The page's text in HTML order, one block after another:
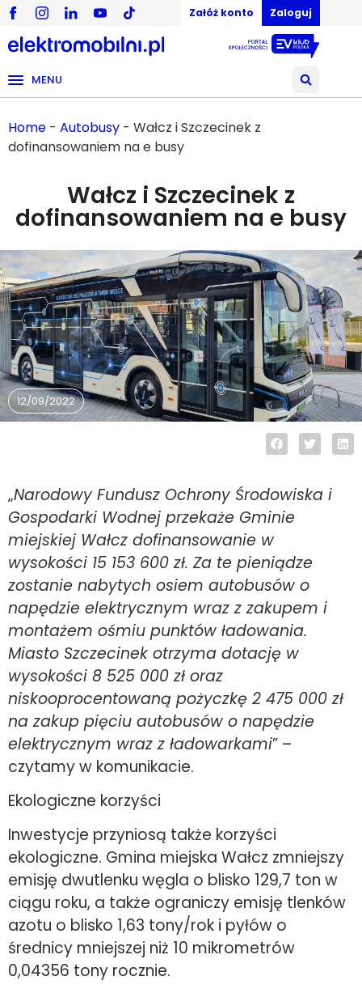
Załóż konto Zaloguj
MENU
Home - Autobusy - Wałcz i Szczecinek z
dofinansowaniem na e busy
Wałcz i Szczecinek z
dofinansowaniem na e busy
12/09/2022
„Narodowy Fundusz Ochrony Środowiska i
Gospodarki Wodnej przekaże Gminie
miejskiej Wałcz dofinansowanie w
wysokości 15 153 600 zł. Za te pieniądze
zostanie nabytych osiem autobusów o
napędzie elektrycznym wraz z zakupem i
montażem ośmiu punktów ładowania.
Miasto Szczecinek otrzyma dotację w
wysokości 8 525 000 zł oraz
niskooprocentowaną pożyczkę 2 475 000 zł
na zakup pięciu autobusów o napędzie
elektrycznym wraz z ładowarkami” –
czytamy w komunikacie.
Ekologiczne korzyści
Inwestycje przyniosą także korzyści
ekologiczne. Gmina miejska Wałcz zmniejszy
emisję dwutlenku węgla o blisko 129,7 ton w
ciągu roku, a także ograniczy emisję tlenków
azotu o blisko 1,63 tony/rok i pyłów o
średnicy mniejszej niż 10 mikrometrów
0,04356 tony rocznie.